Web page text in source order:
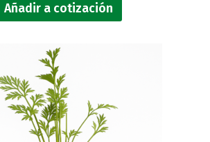
Añadir a cotización